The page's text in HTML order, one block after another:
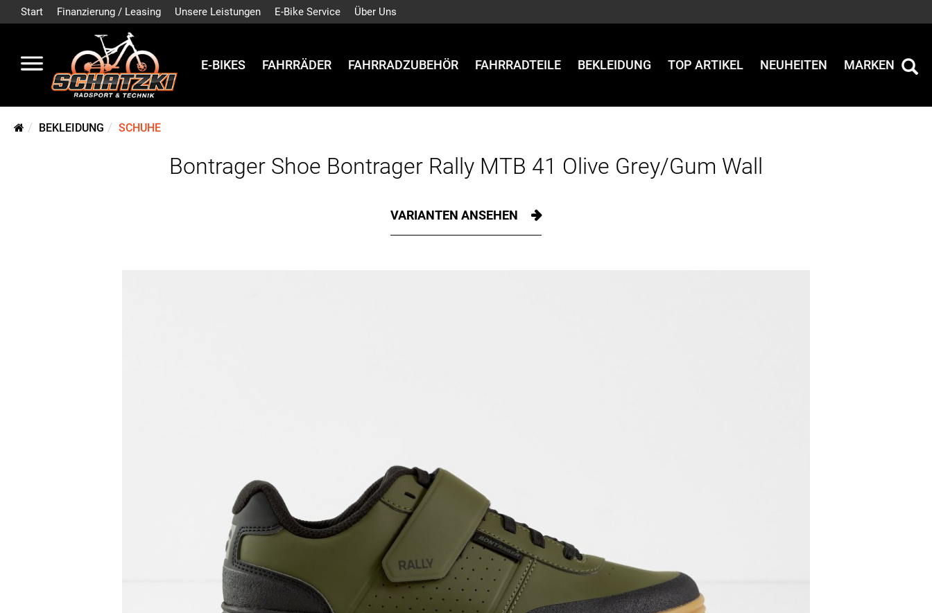
Start Finanzierung / Leasing Unsere Leistungen E-Bike Service Über Uns
E-BIKES FAHRRÄDER FAHRRADZUBEHÖR FAHRRADTEILE BEKLEIDUNG TOP ARTIKEL NEUHEITEN MARKEN
BEKLEIDUNG SCHUHE
Bontrager Shoe Bontrager Rally MTB 41 Olive Grey/Gum Wall
VARIANTEN ANSEHEN